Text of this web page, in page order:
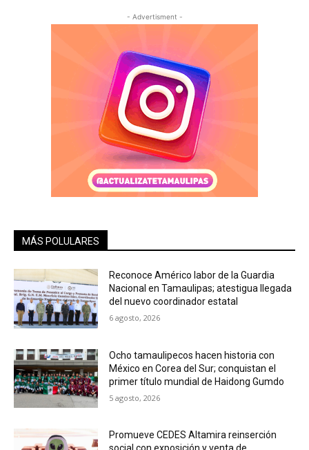
- Advertisment -
MÁS POLULARES
Reconoce Américo labor de la Guardia
Nacional en Tamaulipas; atestigua llegada
del nuevo coordinador estatal
6 agosto, 2026
Ocho tamaulipecos hacen historia con
México en Corea del Sur; conquistan el
primer título mundial de Haidong Gumdo
5 agosto, 2026
Promueve CEDES Altamira reinserción